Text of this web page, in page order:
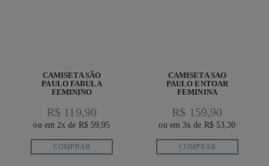
CAMISETA SÃO
PAULO FABULA
FEMININO
R$ 119,90
ou em 2x de R$ 59,95
COMPRAR
CAMISETA SAO
PAULO ENTOAR
FEMININA
R$ 159,90
ou em 3x de R$ 53,30
COMPRAR